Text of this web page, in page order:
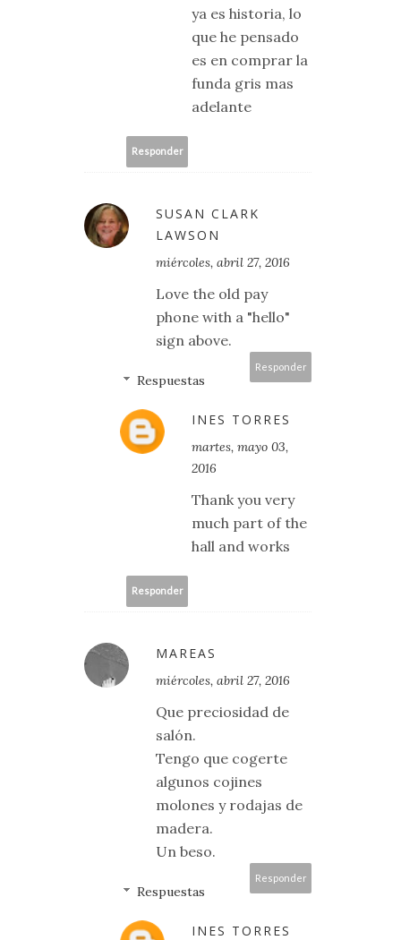
ya es historia, lo
que he pensado
es en comprar la
funda gris mas
adelante
Responder
SUSAN CLARK
LAWSON
miércoles, abril 27, 2016
Love the old pay
phone with a "hello"
sign above.
Responder
Respuestas
INES TORRES
martes, mayo 03,
2016
Thank you very
much part of the
hall and works
Responder
MAREAS
miércoles, abril 27, 2016
Que preciosidad de
salón.
Tengo que cogerte
algunos cojines
molones y rodajas de
madera.
Un beso.
Responder
Respuestas
INES TORRES